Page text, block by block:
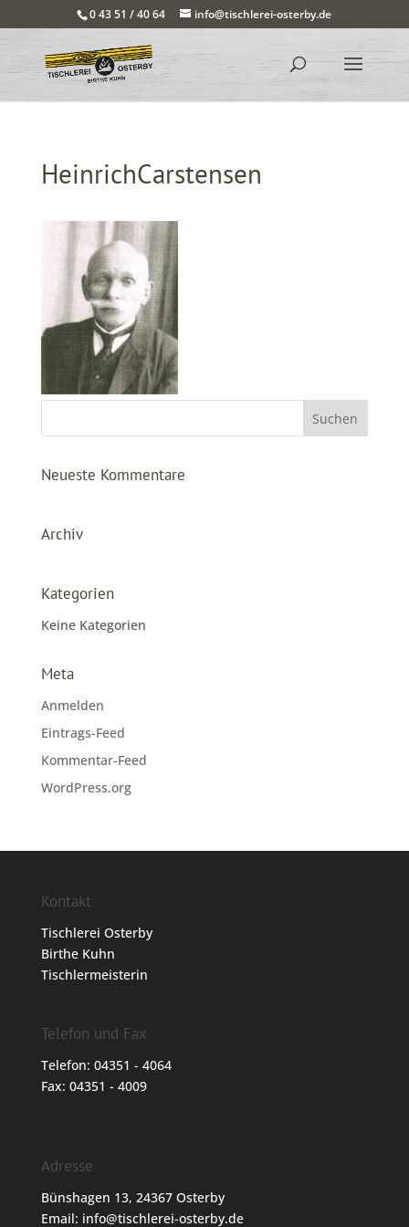
0 43 51 / 40 64 info@tischlerei-osterby.de
HeinrichCarstensen
Neueste Kommentare
Archiv
Kategorien
Keine Kategorien
Meta
Anmelden
Eintrags-Feed
Kommentar-Feed
WordPress.org
Kontakt
Tischlerei Osterby
Birthe Kuhn
Tischlermeisterin
Telefon und Fax
Telefon: 04351 - 4064
Fax: 04351 - 4009
Adresse
Bünshagen 13, 24367 Osterby
Email: info@tischlerei-osterby.de